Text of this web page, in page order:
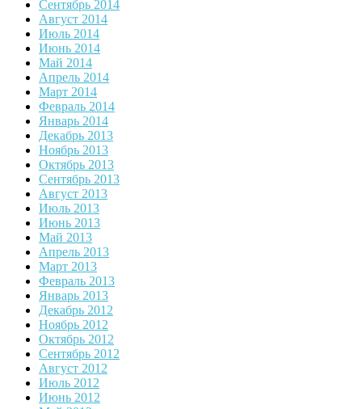
Сентябрь 2014
Август 2014
Июль 2014
Июнь 2014
Май 2014
Апрель 2014
Март 2014
Февраль 2014
Январь 2014
Декабрь 2013
Ноябрь 2013
Октябрь 2013
Сентябрь 2013
Август 2013
Июль 2013
Июнь 2013
Май 2013
Апрель 2013
Март 2013
Февраль 2013
Январь 2013
Декабрь 2012
Ноябрь 2012
Октябрь 2012
Сентябрь 2012
Август 2012
Июль 2012
Июнь 2012